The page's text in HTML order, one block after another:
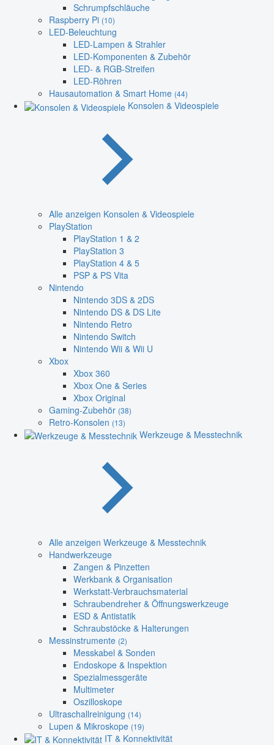
Schrumpfschläuche
Raspberry Pi (10)
LED-Beleuchtung
LED-Lampen & Strahler
LED-Komponenten & Zubehör
LED- & RGB-Streifen
LED-Röhren
Hausautomation & Smart Home (44)
Konsolen & Videospiele
Alle anzeigen Konsolen & Videospiele
PlayStation
PlayStation 1 & 2
PlayStation 3
PlayStation 4 & 5
PSP & PS Vita
Nintendo
Nintendo 3DS & 2DS
Nintendo DS & DS Lite
Nintendo Retro
Nintendo Switch
Nintendo Wii & Wii U
Xbox
Xbox 360
Xbox One & Series
Xbox Original
Gaming-Zubehör (38)
Retro-Konsolen (13)
Werkzeuge & Messtechnik
Alle anzeigen Werkzeuge & Messtechnik
Handwerkzeuge
Zangen & Pinzetten
Werkbank & Organisation
Werkstatt-Verbrauchsmaterial
Schraubendreher & Öffnungswerkzeuge
ESD & Antistatik
Schraubstöcke & Halterungen
Messinstrumente (2)
Messkabel & Sonden
Endoskope & Inspektion
Spezialmessgeräte
Multimeter
Oszilloskope
Ultraschallreinigung (14)
Lupen & Mikroskope (19)
IT & Konnektivität